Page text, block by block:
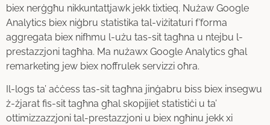
biex nerġgħu nikkuntattjawk jekk tixtieq. Nużaw Google
Analytics biex niġbru statistika tal-viżitaturi f’forma
aggregata biex nifhmu l-użu tas-sit tagħna u ntejbu l-
prestazzjoni tagħha. Ma nużawx Google Analytics għal
remarketing jew biex noffrulek servizzi oħra.
Il-logs ta’ aċċess tas-sit tagħna jinġabru biss biex insegwu
ż-żjarat fis-sit tagħna għal skopijiet statistiċi u ta’
ottimizzazzjoni tal-prestazzjoni u biex ngħinu jekk xi